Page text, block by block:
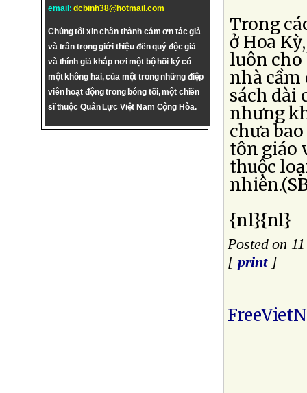
email:dcbinh38@hotmail.com
Chúng tôi xin chân thành cám ơn tác giả
và trân trọng giới thiệu đến quý độc giả
và thính giả khắp nơi một bộ hồi ký có
một không hai, của một trong những điệp
viên hoạt động trong bóng tối, một chiến
sĩ thuộc Quân Lực Việt Nam Cộng Hòa.
Trong
ở Hoa
luôn cho
nhà cầm
sách dài
nhưng
chưa
tôn giáo
thuộc
{nl}{nl}
Posted on
[ print]